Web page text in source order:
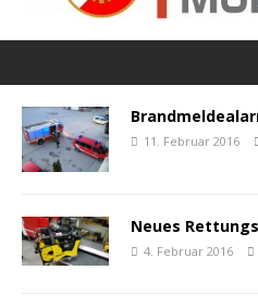
11. Februar 2016
Neues
4. Februar 2016